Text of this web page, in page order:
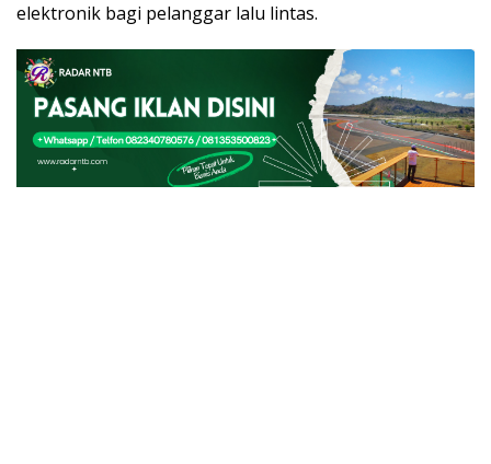
elektronik bagi pelanggar lalu lintas.